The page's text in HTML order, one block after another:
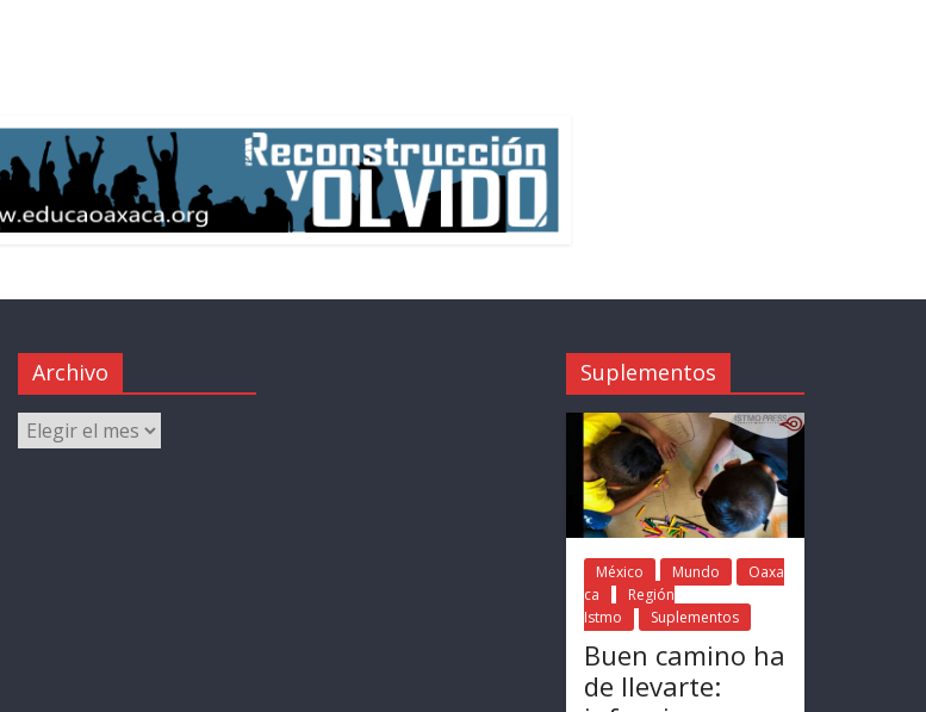
Archivo Suplementos
México Mundo
Oaxa
ca
Región
Istmo
Suplementos
Buen camino ha
de llevarte: